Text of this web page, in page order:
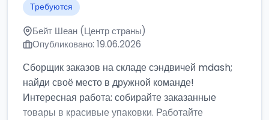
Требуются
Бейт Шеан (Центр страны)
Опубликовано: 19.06.2026
Сборщик заказов на складе сэндвичей mdash;
найди своё место в дружной команде!
Интересная работа: собирайте заказанные
товары в красивые упаковки. Работайте